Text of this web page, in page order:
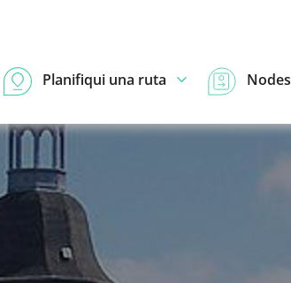
Planifiqui una ruta Nodes